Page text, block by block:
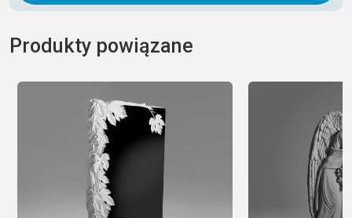
A
t
r
Produkty powiązane